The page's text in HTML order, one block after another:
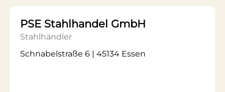
PSE Stahlhandel GmbH
Stahlhändler
Schnabelstraße 6 | 45134 Essen